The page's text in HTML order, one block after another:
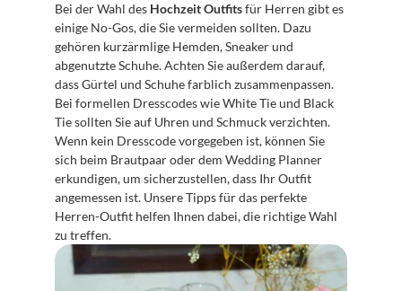
Bei der Wahl des Hochzeit Outfits für Herren gibt es
einige No-Gos, die Sie vermeiden sollten. Dazu
gehören kurzärmlige Hemden, Sneaker und
abgenutzte Schuhe. Achten Sie außerdem darauf,
dass Gürtel und Schuhe farblich zusammenpassen.
Bei formellen Dresscodes wie White Tie und Black
Tie sollten Sie auf Uhren und Schmuck verzichten.
Wenn kein Dresscode vorgegeben ist, können Sie
sich beim Brautpaar oder dem Wedding Planner
erkundigen, um sicherzustellen, dass Ihr Outfit
angemessen ist. Unsere Tipps für das perfekte
Herren-Outfit helfen Ihnen dabei, die richtige Wahl
zu treffen.